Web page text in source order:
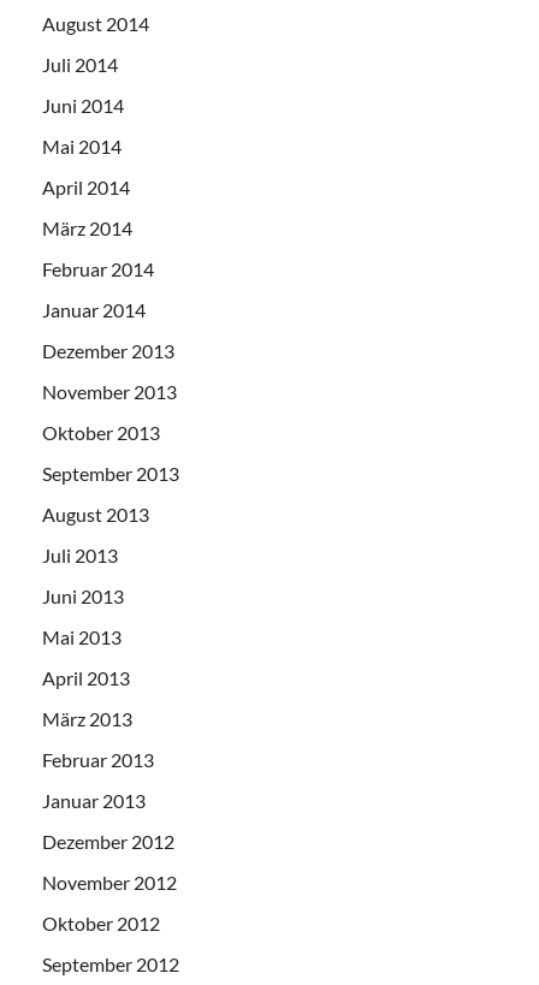
August 2014
Juli 2014
Juni 2014
Mai 2014
April 2014
März 2014
Februar 2014
Januar 2014
Dezember 2013
November 2013
Oktober 2013
September 2013
August 2013
Juli 2013
Juni 2013
Mai 2013
April 2013
März 2013
Februar 2013
Januar 2013
Dezember 2012
November 2012
Oktober 2012
September 2012